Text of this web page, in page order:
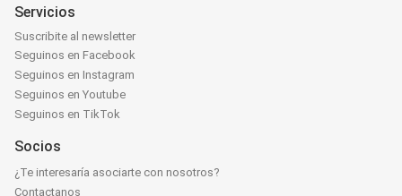
Servicios
Suscribite al newsletter
Seguinos en Facebook
Seguinos en Instagram
Seguinos en Youtube
Seguinos en TikTok
Socios
¿Te interesaría asociarte con nosotros?
Contactanos